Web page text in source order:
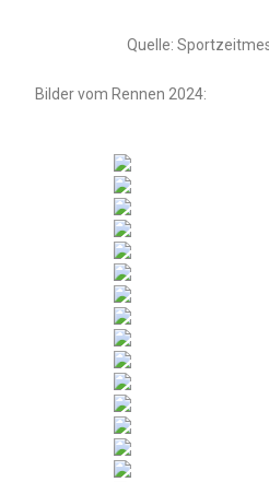
Quelle:
Bilder vom Rennen 2024: